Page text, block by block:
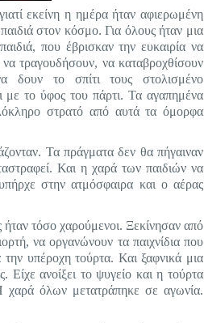
εκείνη η ημέρα ήταν αφιερωμένη
στον κόσμο. Για όλους ήταν μια
που έβρισκαν την ευκαιρία να
τραγουδήσουν, να καταβροχθίσουν
το σπίτι τους στολισμένο
με το ύφος του πάρτι. Τα αγαπημένα
στρατό από αυτά τα όμορφα
Τα πράγματα δεν θα πήγαιναν
Και η χαρά των παιδιών να
στην ατμόσφαιρα και ο αέρας
τόσο χαρούμενοι. Ξεκίνησαν από
να οργανώνουν τα παιχνίδια που
υπέροχη τούρτα. Και ξαφνικά μια
ανοίξει το ψυγείο και η τούρτα
χαρά όλων μετατράπηκε σε αγωνία.